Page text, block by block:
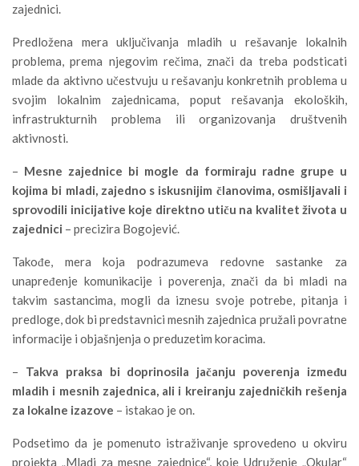
zajednici.
Predložena mera uključivanja mladih u rešavanje lokalnih
problema, prema njegovim rečima, znači da treba podsticati
mlade da aktivno učestvuju u rešavanju konkretnih problema u
svojim lokalnim zajednicama, poput rešavanja ekoloških,
infrastrukturnih problema ili organizovanja društvenih
aktivnosti.
– Mesne zajednice bi mogle da formiraju radne grupe u
kojima bi mladi, zajedno s iskusnijim članovima, osmišljavali i
sprovodili inicijative koje direktno utiču na kvalitet života u
zajednici – precizira Bogojević.
Takođe, mera koja podrazumeva redovne sastanke za
unapređenje komunikacije i poverenja, znači da bi mladi na
takvim sastancima, mogli da iznesu svoje potrebe, pitanja i
predloge, dok bi predstavnici mesnih zajednica pružali povratne
informacije i objašnjenja o preduzetim koracima.
– Takva praksa bi doprinosila jačanju poverenja između
mladih i mesnih zajednica, ali i kreiranju zajedničkih rešenja
za lokalne izazove – istakao je on.
Podsetimo da je pomenuto istraživanje sprovedeno u okviru
projekta „Mladi za mesne zajednice“, koje Udruženje „Okular“